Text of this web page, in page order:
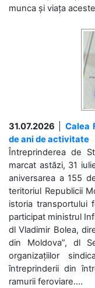
munca și viața
31.07.2026
Calea
de ani de activitate
Întreprinderea de
marcat astăzi, 31
aniversarea a 155
teritoriul Republicii
istoria transportului
participat ministrul
dl Vladimir Bolea,
din Moldova”, dl
organizațiilor
întreprinderii din
ramurii feroviare....